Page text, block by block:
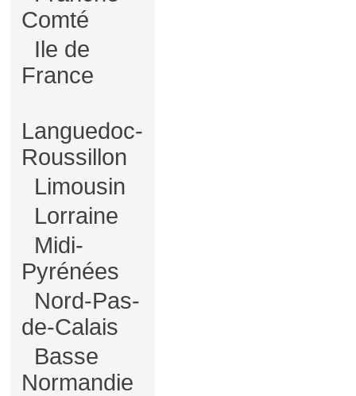
Comté
Ile de
France
Languedoc-
Roussillon
Limousin
Lorraine
Midi-
Pyrénées
Nord-Pas-
de-Calais
Basse
Normandie